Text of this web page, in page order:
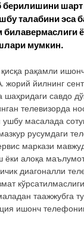
берилишини
талабини эса
билавермаслиги
мумкин.
рақамли
жорий йилнинг
шаҳридаги савдо
телевизорда
ушбу масалада
русумдаги
маркази
ёки алоқа
диагоналли
таажжубга
ишонч